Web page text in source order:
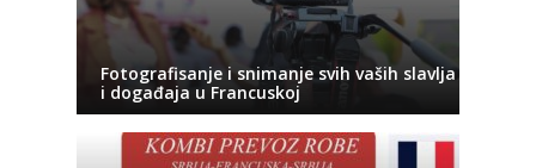
Fotografisanje i snimanje svih vaših slavlja
i događaja u Francuskoj